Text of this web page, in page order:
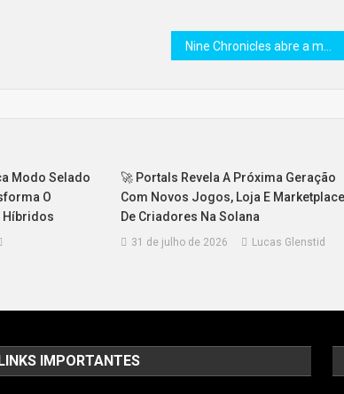
Modo Selado
O
Híbridos
🚀 Portals Revela A Próxima Geração
Com Novos Jogos, Loja E
De Criadores Na Solana
31 de julho de 2026 Lucas Glenstid
IMPORTANTES